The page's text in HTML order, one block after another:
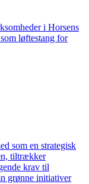
i Horsens
løftestang for
som en strategisk
tiltrækker
krav til
grønne initiativer